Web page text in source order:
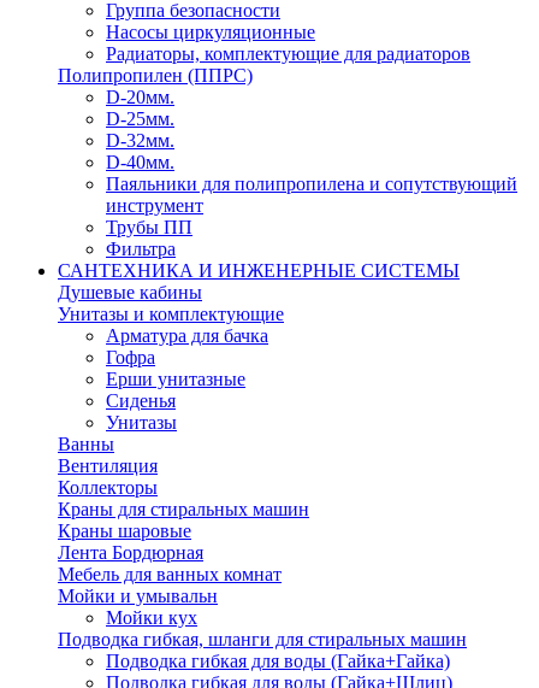
Группа безопасности
Насосы циркуляционные
Радиаторы, комплектующие для радиаторов
Полипропилен (ППРС)
D-20мм.
D-25мм.
D-32мм.
D-40мм.
Паяльники для полипропилена и сопутствующий
инструмент
Трубы ПП
Фильтра
САНТЕХНИКА И ИНЖЕНЕРНЫЕ СИСТЕМЫ
Душевые кабины
Унитазы и комплектующие
Арматура для бачка
Гофра
Ерши унитазные
Сиденья
Унитазы
Ванны
Вентиляция
Коллекторы
Краны для стиральных машин
Краны шаровые
Лента Бордюрная
Мебель для ванных комнат
Мойки и умывальн
Мойки кух
Подводка гибкая, шланги для стиральных машин
Подводка гибкая для воды (Гайка+Гайка)
Подводка гибкая для воды (Гайка+Шлиц)